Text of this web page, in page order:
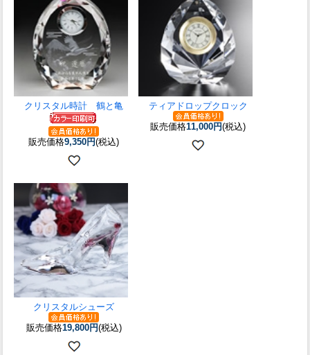
クリスタル時計 鶴と亀
販売価格9,350円(税込)
ティアドロップクロック
販売価格11,000円(税込)
クリスタルシューズ
販売価格19,800円(税込)